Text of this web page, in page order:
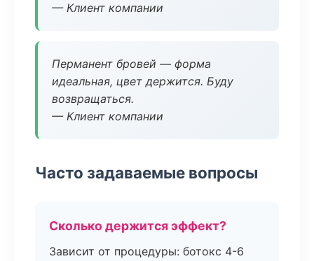
— Клиент компании
Перманент бровей — форма
идеальная, цвет держится. Буду
возвращаться.
— Клиент компании
Часто задаваемые вопросы
Сколько держится эффект?
Зависит от процедуры: ботокс 4-6